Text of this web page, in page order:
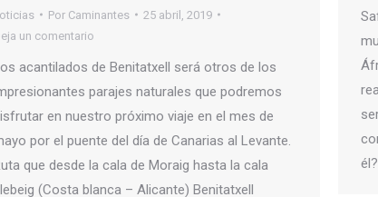
Por Caminantes
25 abril, 2019
un comentario
acantilados de Benitatxell será otros de los
parajes naturales que podremos
en nuestro próximo viaje en el mes de
por el puente del día de Canarias al Levante.
que desde la cala de Moraig hasta la cala
(Costa blanca – Alicante) Benitatxell